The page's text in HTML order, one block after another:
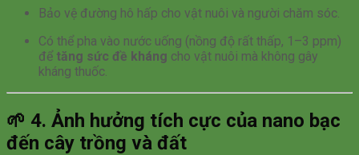
Bảo vệ đường hô hấp cho vật nuôi và người chăm sóc.
Có thể pha vào nước uống (nồng độ rất thấp, 1–3 ppm)
để tăng sức đề kháng cho vật nuôi mà không gây
kháng thuốc.
🌱 4. Ảnh hưởng tích cực của nano bạc
đến cây trồng và đất